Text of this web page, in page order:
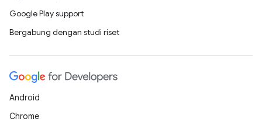
Google Play support
Bergabung dengan studi riset
Android
Chrome